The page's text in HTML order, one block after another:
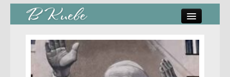
стрит-арт